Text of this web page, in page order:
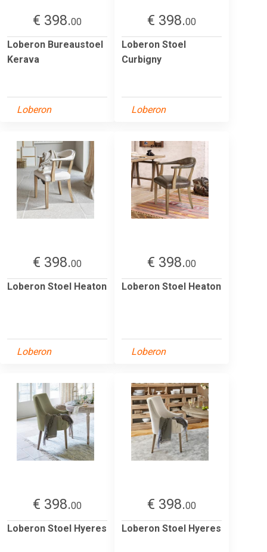
€ 398.00
Loberon Bureaustoel
Kerava
Loberon
€ 398.00
Loberon Stoel
Curbigny
Loberon
€ 398.00
Loberon Stoel Heaton
Loberon
€ 398.00
Loberon Stoel Heaton
Loberon
€ 398.00
Loberon Stoel Hyeres
€ 398.00
Loberon Stoel Hyeres